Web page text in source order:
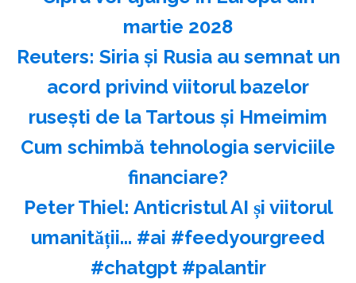
martie 2028
Reuters: Siria şi Rusia au semnat un
acord privind viitorul bazelor
ruseşti de la Tartous şi Hmeimim
Cum schimbă tehnologia serviciile
financiare?
Peter Thiel: Anticristul AI și viitorul
umanității... #ai #feedyourgreed
#chatgpt #palantir